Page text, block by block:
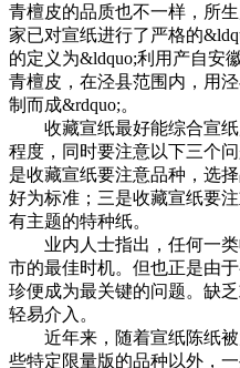
青檀皮的品质也不一样，所
家已对宣纸进行了严格的
的定义为&ldquo;利用产自安
青檀皮，在泾县范围内，用
制而成&rdquo;。
收藏宣纸最好能综合宣纸
程度，同时要注意以下三个
是收藏宣纸要注意品种，选
好为标准；三是收藏宣纸要
有主题的特种纸。
业内人士指出，任何一类
市的最佳时机。但也正是由
珍便成为最关键的问题。缺
轻易介入。
近年来，随着宣纸陈纸被
些特定限量版的品种以外，